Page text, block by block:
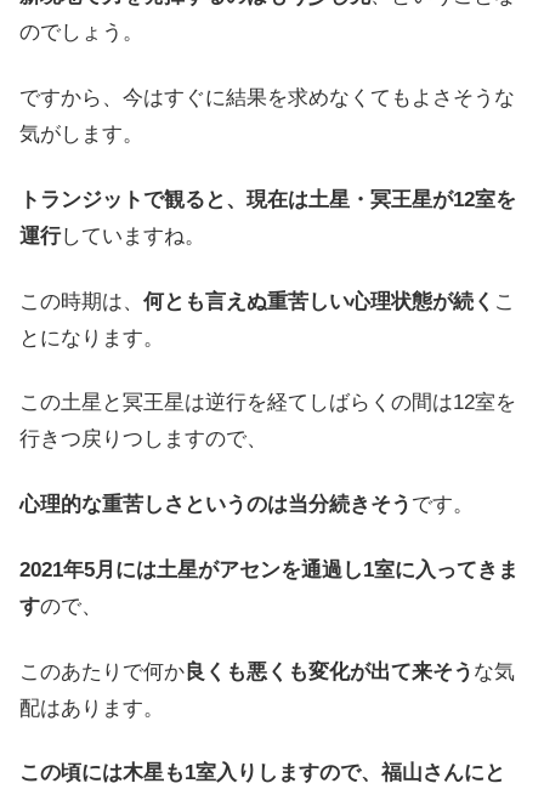
のでしょう。
ですから、今はすぐに結果を求めなくてもよさそうな
気がします。
トランジットで観ると、現在は土星・冥王星が12室を
運行していますね。
この時期は、 何とも言えぬ重苦しい心理状態が続く こ
とになります。
この土星と冥王星は逆行を経てしばらくの間は12室を
行きつ戻りつしますので、
心理的な重苦しさというのは当分続きそう です。
2021年5月には土星がアセンを通過し1室に入ってきま
すので、
このあたりで何か良くも悪くも変化が出て来そう な気
配はあります。
この頃には木星も1室入りしますので、福山さんにと